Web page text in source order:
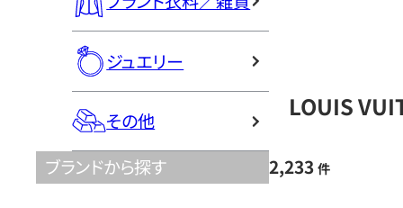
ジュエリー
その他
ブランドから探す
LOUIS
2,233 件